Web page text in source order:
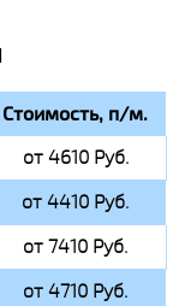
Стоимость, п/м.
от 4610 Руб.
от 4410 Руб.
от 7410 Руб.
от 4710 Руб.